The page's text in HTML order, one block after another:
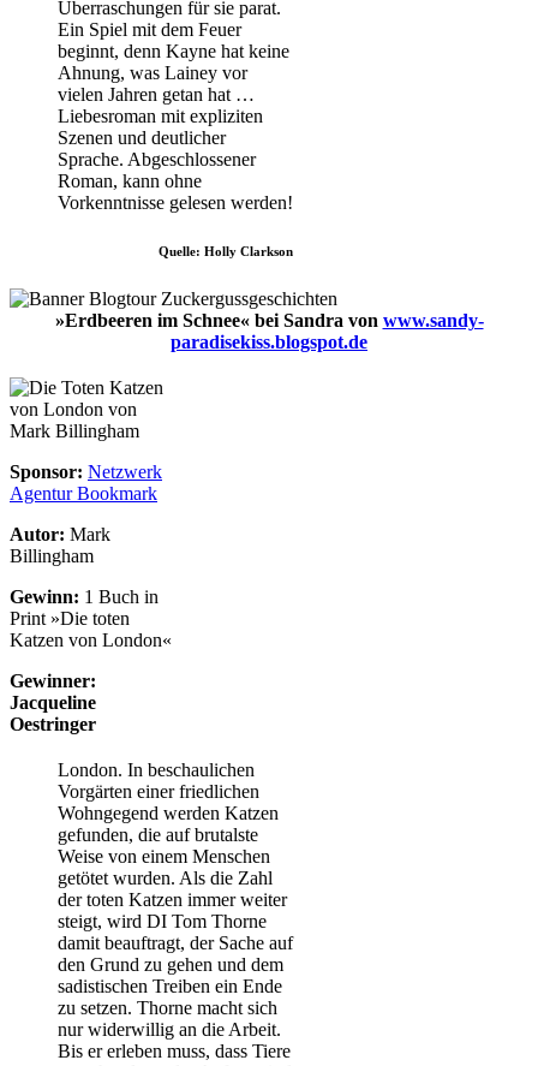
Überraschungen für sie parat.
Ein Spiel mit dem Feuer
beginnt, denn Kayne hat keine
Ahnung, was Lainey vor
vielen Jahren getan hat …
Liebesroman mit expliziten
Szenen und deutlicher
Sprache. Abgeschlossener
Roman, kann ohne
Vorkenntnisse gelesen werden!
Quelle: Holly Clarkson
»Erdbeeren im Schnee« bei Sandra von www.sandy-
paradisekiss.blogspot.de
Sponsor: Netzwerk
Agentur Bookmark
Autor: Mark
Billingham
Gewinn: 1 Buch in
Print »Die toten
Katzen von London«
Gewinner:
Jacqueline
Oestringer
London. In beschaulichen
Vorgärten einer friedlichen
Wohngegend werden Katzen
gefunden, die auf brutalste
Weise von einem Menschen
getötet wurden. Als die Zahl
der toten Katzen immer weiter
steigt, wird DI Tom Thorne
damit beauftragt, der Sache auf
den Grund zu gehen und dem
sadistischen Treiben ein Ende
zu setzen. Thorne macht sich
nur widerwillig an die Arbeit.
Bis er erleben muss, dass Tiere